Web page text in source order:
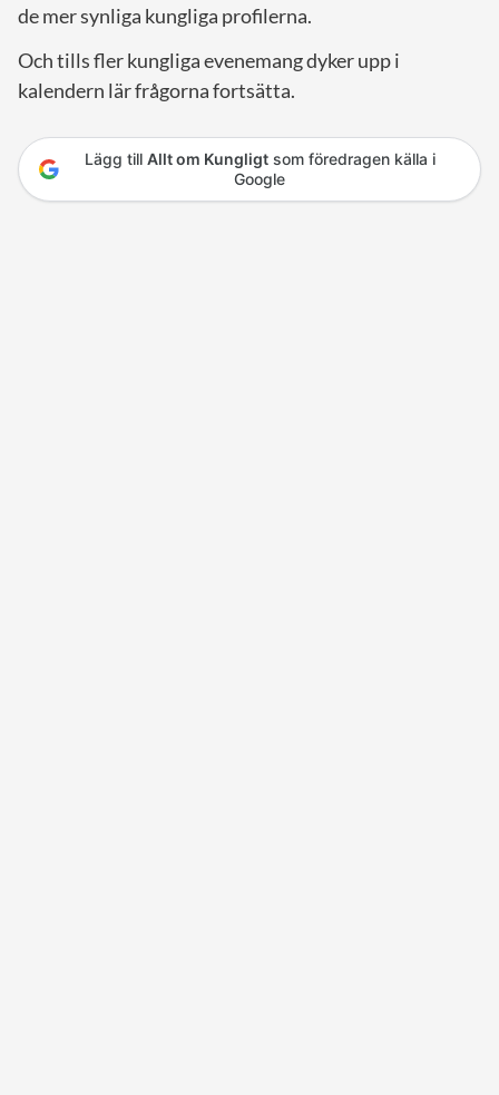
de mer synliga kungliga profilerna.
Och tills fler kungliga evenemang dyker upp i
kalendern lär frågorna fortsätta.
Lägg till Allt om Kungligtsom föredragen källa i
Google